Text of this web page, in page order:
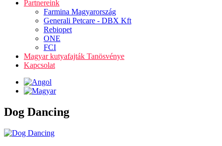
Partnereink
Farmina Magyarország
Generali Petcare - DBX Kft
Rebiopet
ONE
FCI
Magyar kutyafajták Tanösvénye
Kapcsolat
Dog Dancing